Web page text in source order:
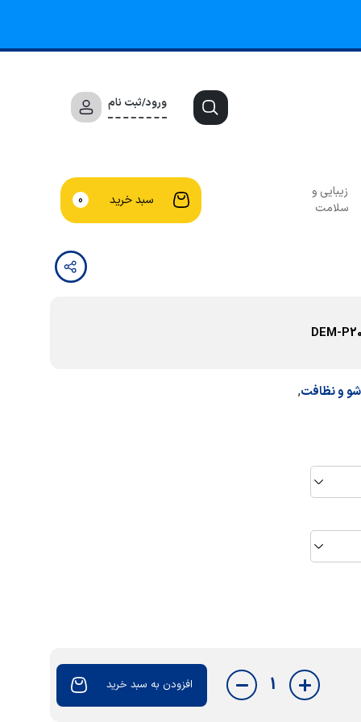
ورود/ثبت نام
زیبایی و
سلامت
سبد خرید 0
و نظافت,
1 افزودن به سبد خرید